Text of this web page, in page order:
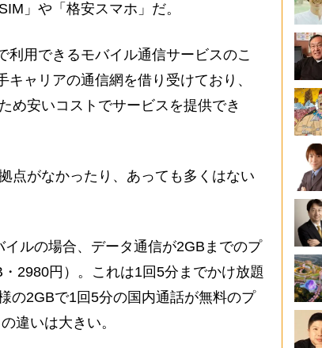
」や「格安スマホ」だ。
用できるモバイル通信サービスのこ
ャリアの通信網を借り受けており、
め安いコストでサービスを提供でき
点がなかったり、あっても多くはない
ルの場合、データ通信が2GBまでのプ
2980円）。これは1回5分までかけ放題
の2GBで1回5分の国内通話が無料のプ
違いは大きい。